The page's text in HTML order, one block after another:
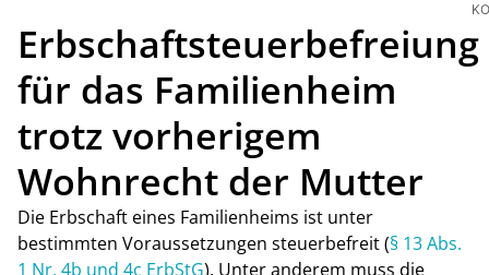
Erbschaftsteuerbefreiung
für das Familienheim
trotz vorherigem
Wohnrecht der Mutter
Die Erbschaft eines Familienheims ist unter
bestimmten Voraussetzungen steuerbefreit (§ 13 Abs.
1 Nr. 4b und 4c ErbStG). Unter anderem muss die